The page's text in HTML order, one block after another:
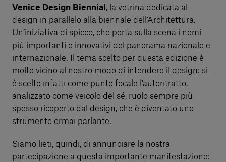
Venice Design Biennial , la vetrina dedicata al
design in parallelo alla biennale dell’Architettura.
Un’iniziativa di spicco, che porta sulla scena i nomi
più importanti e innovativi del panorama nazionale e
internazionale. Il tema scelto per questa edizione è
molto vicino al nostro modo di intendere il design: si
è scelto infatti come punto focale l’autoritratto,
analizzato come veicolo del sé, ruolo sempre più
spesso ricoperto dal design, che è diventato uno
strumento ormai parlante.
Siamo lieti, quindi, di annunciare la nostra
partecipazione a questa importante manifestazione: